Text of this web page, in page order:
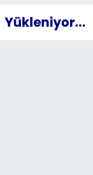
Yükleniyor...